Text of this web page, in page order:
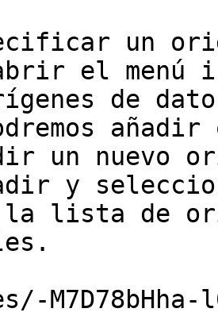
un
el menú
de
un nuevo
y
la lista de